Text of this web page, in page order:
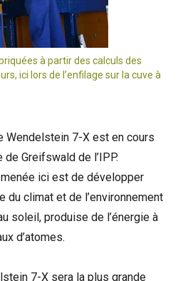
à partir des calculs des
ici lors de l’enfilage sur la cuve à
Wendelstein 7-X est en cours
Greifswald de l’IPP.
ici est de développer
du climat et de l’environnement
soleil, produise de l’énergie à
d’atomes.
7-X sera la plus grande